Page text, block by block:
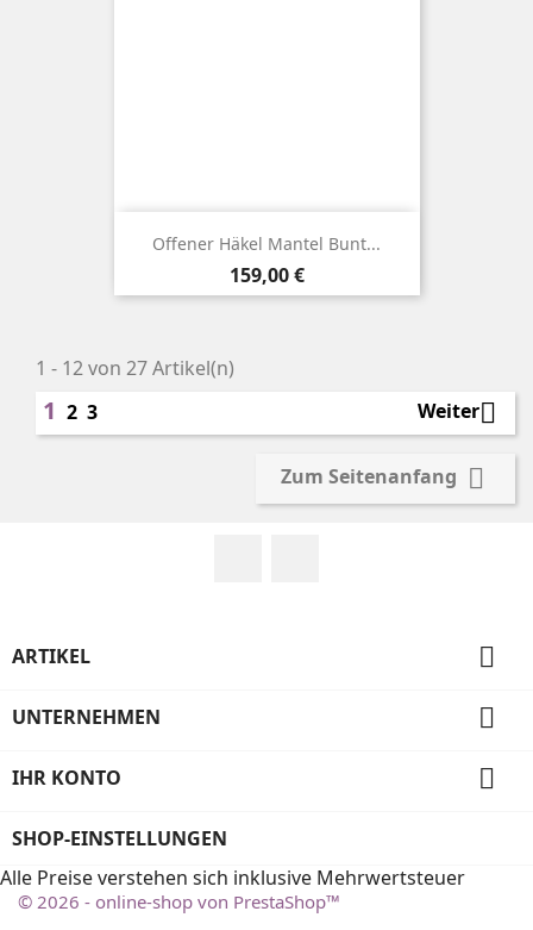
Offener Häkel Mantel Bunt...
Preis
159,00 €
1 - 12 von 27 Artikel(n)
1 2 3 Weiter
Zum Seitenanfang 
ARTIKEL 
UNTERNEHMEN 
IHR KONTO 
SHOP-EINSTELLUNGEN
Alle Preise verstehen sich inklusive Mehrwertsteuer
© 2026 - online-shop von PrestaShop™